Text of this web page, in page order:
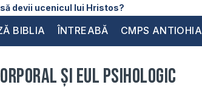
devii ucenicul lui Hristos?
BIBLIA ÎNTREABĂ CMPS ANTIOHIA
şi eul psihologic